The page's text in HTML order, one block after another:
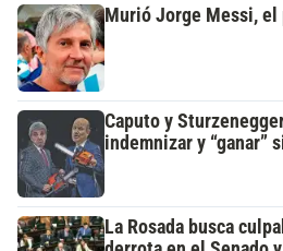
Murió Jorge Messi, el
Caputo y
indemnizar y “ganar”
La Rosada busca